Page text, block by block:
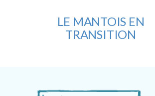
LE MANTOIS EN
TRANSITION